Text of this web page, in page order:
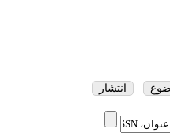
انتشار